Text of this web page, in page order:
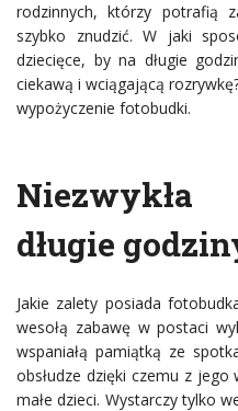
rodzinnych, którzy potrafią
szybko znudzić. W jaki
dziecięce, by na długie
ciekawą i wciągającą
wypożyczenie fotobudki.
długie
Jakie zalety posiada
wesołą zabawę w postaci
wspaniałą pamiątką ze
obsłudze dzięki czemu z
małe dzieci. Wystarczy tylko